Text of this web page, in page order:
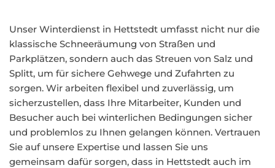
Unser Winterdienst in Hettstedt umfasst nicht nur die
klassische Schneeräumung von Straßen und
Parkplätzen, sondern auch das Streuen von Salz und
Splitt, um für sichere Gehwege und Zufahrten zu
sorgen. Wir arbeiten flexibel und zuverlässig, um
sicherzustellen, dass Ihre Mitarbeiter, Kunden und
Besucher auch bei winterlichen Bedingungen sicher
und problemlos zu Ihnen gelangen können. Vertrauen
Sie auf unsere Expertise und lassen Sie uns
gemeinsam dafür sorgen, dass in Hettstedt auch im